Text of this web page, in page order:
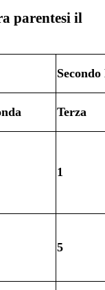
parentesi il
Terza
1
5